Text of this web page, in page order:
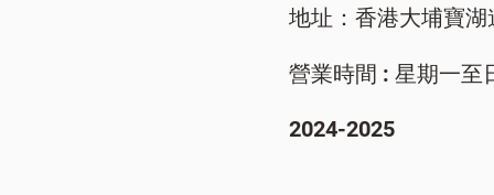
地址：香港大埔寶
營業時間 : 星期一
​2024-2025